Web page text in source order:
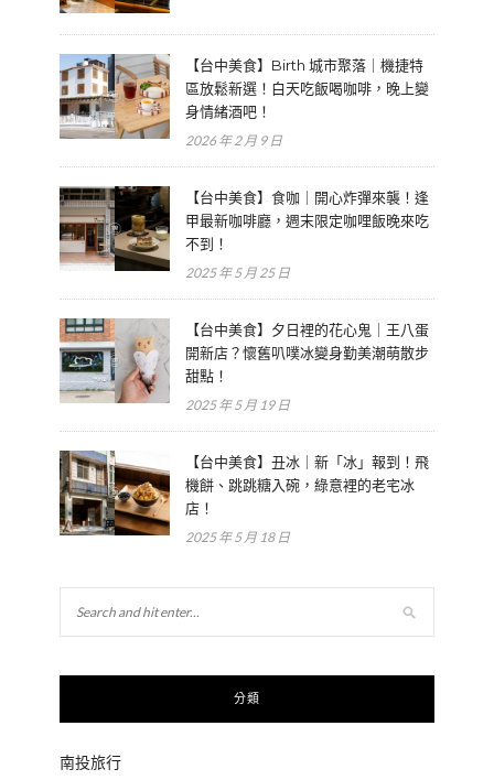
【台中美食】Birth 城市聚落｜機捷特
區放鬆新選！白天吃飯喝咖啡，晚上變
身情緒酒吧！
2026 年 2 月 9 日
【台中美食】食咖｜開心炸彈來襲！逢
甲最新咖啡廳，週末限定咖哩飯晚來吃
不到！
2025 年 5 月 25 日
【台中美食】夕日裡的花心鬼｜王八蛋
開新店？懷舊叭噗冰變身勤美潮萌散步
甜點！
2025 年 5 月 19 日
【台中美食】丑冰｜新「冰」報到！飛
機餅、跳跳糖入碗，綠意裡的老宅冰
店！
2025 年 5 月 18 日
分類
南投旅行